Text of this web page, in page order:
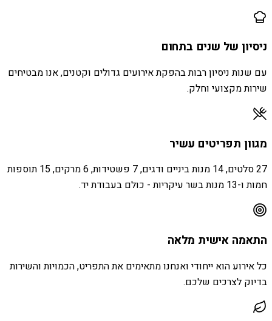
ניסיון של שנים בתחום
עם שנות ניסיון רבות בהפקת אירועים גדולים וקטנים, אנו מבטיחים
שירות מקצועי וחלק.
מגוון תפריטים עשיר
27 סלטים, 14 מנות ביניים ודגים, 7 פשטידות, 6 מרקים, 15 תוספות
חמות ו-13 מנות בשר עיקריות - כולם בעבודת יד.
התאמה אישית מלאה
כל אירוע הוא ייחודי ואנחנו מתאימים את התפריט, הכמויות והשירות
בדיוק לצרכים שלכם.